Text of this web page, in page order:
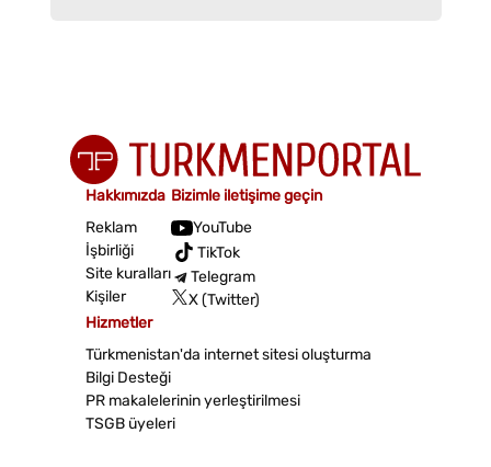
Hakkımızda
Reklam
İşbirliği
Site kuralları
Kişiler
Bizimle iletişime geçin
YouTube
TikTok
Telegram
X (Twitter)
Hizmetler
Türkmenistan'da internet sitesi oluşturma
Bilgi Desteği
PR makalelerinin yerleştirilmesi
TSGB üyeleri